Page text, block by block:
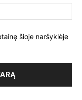
šioje naršyklėje